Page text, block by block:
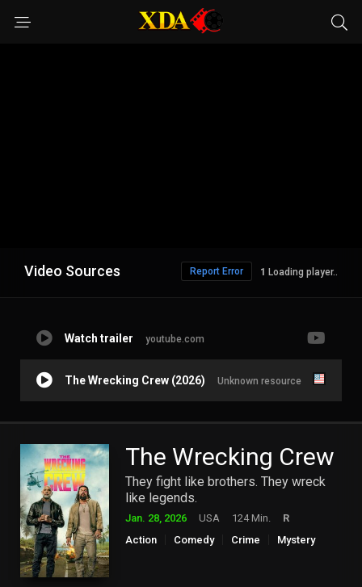
Video Sources Loading player..
Report Error
Watch trailer youtube.com
The Wrecking Crew (2026) Unknown resource
The Wrecking Crew
They fight like brothers. They wreck
like legends.
Jan. 28, 2026 USA 124 Min.
R
Action
Comedy Crime Mystery